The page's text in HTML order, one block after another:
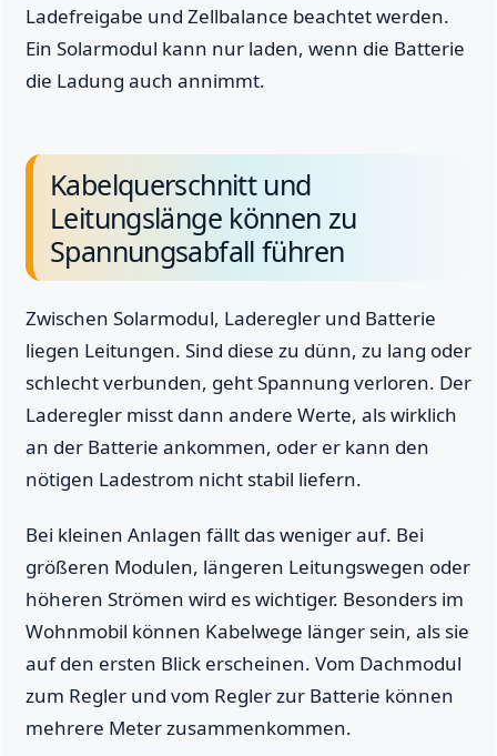
Ladefreigabe und Zellbalance beachtet werden.
Ein Solarmodul kann nur laden, wenn die Batterie
die Ladung auch annimmt.
Kabelquerschnitt und
Leitungslänge können zu
Spannungsabfall führen
Zwischen Solarmodul, Laderegler und Batterie
liegen Leitungen. Sind diese zu dünn, zu lang oder
schlecht verbunden, geht Spannung verloren. Der
Laderegler misst dann andere Werte, als wirklich
an der Batterie ankommen, oder er kann den
nötigen Ladestrom nicht stabil liefern.
Bei kleinen Anlagen fällt das weniger auf. Bei
größeren Modulen, längeren Leitungswegen oder
höheren Strömen wird es wichtiger. Besonders im
Wohnmobil können Kabelwege länger sein, als sie
auf den ersten Blick erscheinen. Vom Dachmodul
zum Regler und vom Regler zur Batterie können
mehrere Meter zusammenkommen.